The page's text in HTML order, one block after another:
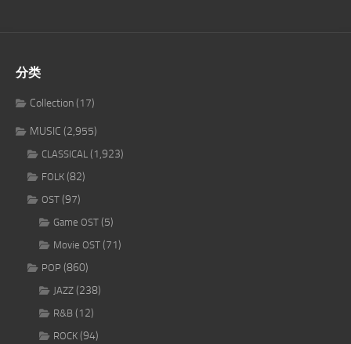
分类
Collection(17)
MUSIC (2,955)
CLASSICAL (1,923)
FOLK (82)
OST (97)
Game OST (5)
Movie OST (71)
POP (860)
JAZZ (238)
R&B (12)
ROCK (94)